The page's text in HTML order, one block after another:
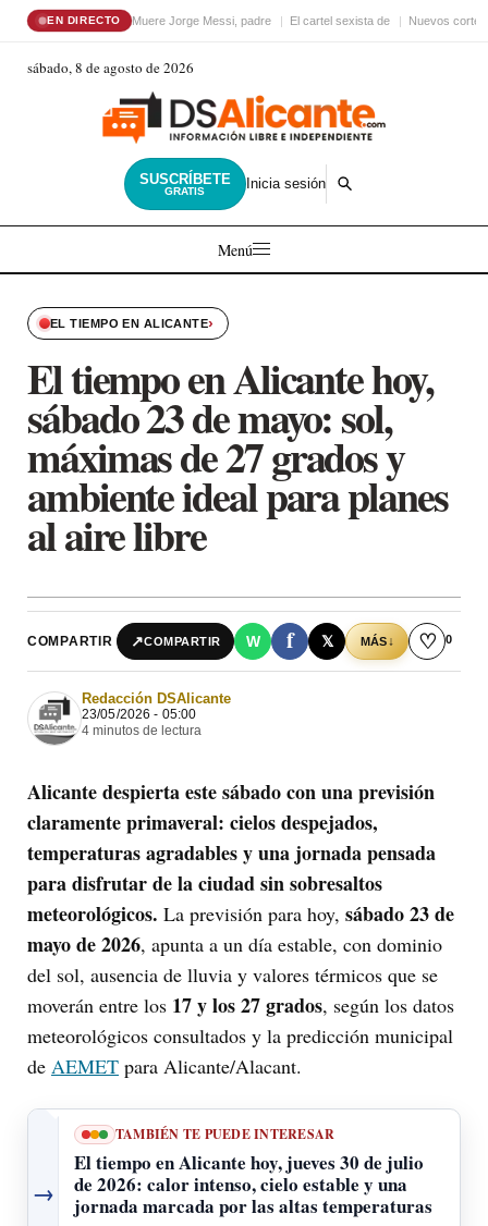
EN DIRECTO Muere Jorge Messi, padre El cartel sexista de Nuevos
sábado, 8 de agosto de 2026
SUSCRÍBETE
GRATIS Inicia sesión
Menú
EL TIEMPO EN ALICANTE›
El tiempo en Alicante hoy,
sábado 23 de mayo: sol,
máximas de 27 grados y
ambiente ideal para planes
al aire libre
COMPARTIR ↗COMPARTIR W f 𝕏 MÁS↓ ♡ 0
Redacción DSAlicante
23/05/2026 - 05:00
4 minutos de lectura
Alicante despierta este sábado con una previsión
claramente primaveral: cielos despejados,
temperaturas agradables y una jornada pensada
para disfrutar de la ciudad sin sobresaltos
meteorológicos. La previsión para hoy, sábado 23 de
mayo de 2026, apunta a un día estable, con dominio
del sol, ausencia de lluvia y valores térmicos que se
moverán entre los 17 y los 27 grados, según los datos
meteorológicos consultados y la predicción municipal
de AEMET para Alicante/Alacant.
→
TAMBIÉN TE PUEDE INTERESAR
El tiempo en Alicante hoy, jueves 30 de julio
de 2026: calor intenso, cielo estable y una
jornada marcada por las altas temperaturas